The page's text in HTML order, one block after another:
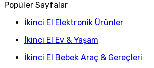
Popüler Sayfalar
İkinci El Elektronik Ürünler
İkinci El Ev & Yaşam
İkinci El Bebek Araç & Gereçleri